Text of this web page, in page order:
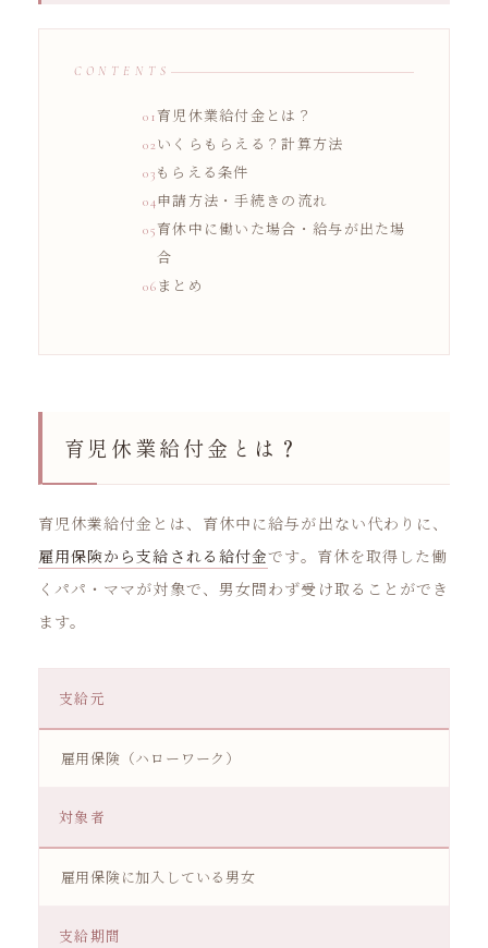
CONTENTS
育児休業給付金とは？
いくらもらえる？計算方法
もらえる条件
申請方法・手続きの流れ
育休中に働いた場合・給与が出た場
合
まとめ
育児休業給付金とは？
育児休業給付金とは、育休中に給与が出ない代わりに、
雇用保険から支給される給付金です。育休を取得した働
くパパ・ママが対象で、男女問わず受け取ることができ
ます。
支給元
雇用保険（ハローワーク）
対象者
雇用保険に加入している男女
支給期間